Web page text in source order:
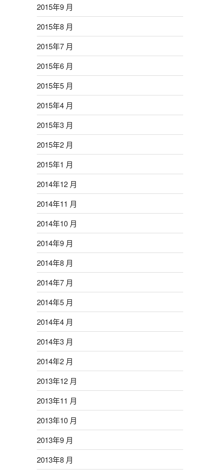
2015年9 月
2015年8 月
2015年7 月
2015年6 月
2015年5 月
2015年4 月
2015年3 月
2015年2 月
2015年1 月
2014年12 月
2014年11 月
2014年10 月
2014年9 月
2014年8 月
2014年7 月
2014年5 月
2014年4 月
2014年3 月
2014年2 月
2013年12 月
2013年11 月
2013年10 月
2013年9 月
2013年8 月